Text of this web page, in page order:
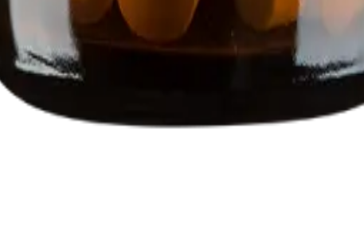
votre accompagnement ? Je veux prendre rendez-vous